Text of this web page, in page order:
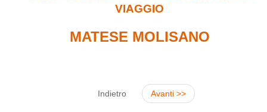
VIAGGIO
MATESE MOLISANO
Indietro Avanti >>